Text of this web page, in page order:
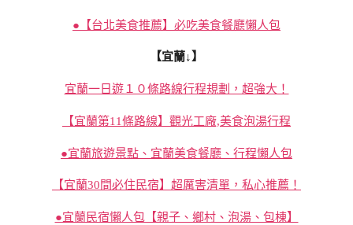
●【台北美食推薦】必吃美食餐廳懶人包
【宜蘭↓】
宜蘭一日遊１０條路線行程規劃，超強大！
【宜蘭第11條路線】觀光工廠,美食泡湯行程
●宜蘭旅遊景點、宜蘭美食餐廳、行程懶人包
【宜蘭30間必住民宿】超厲害清單，私心推薦！
●宜蘭民宿懶人包【親子、鄉村、泡湯、包棟】